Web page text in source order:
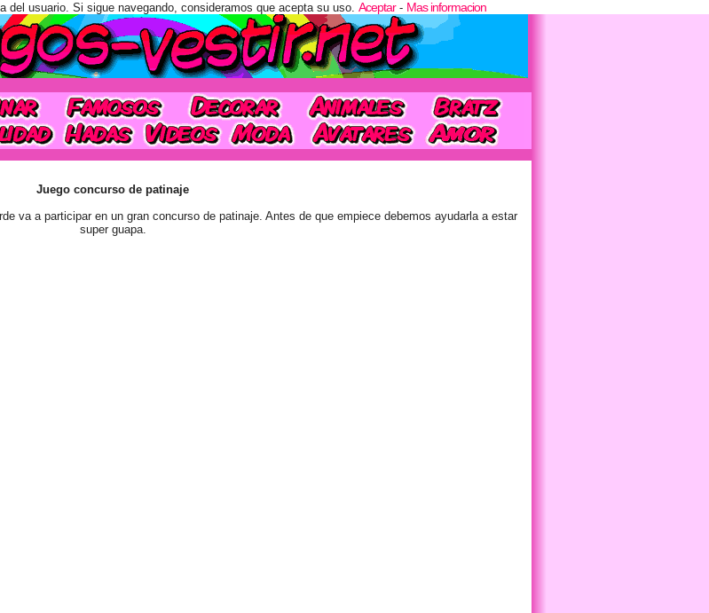
Juego concurso de patinaje
va a participar en un gran concurso de patinaje. Antes de que empiece debemos ayudarla a estar
super guapa.
del usuario. Si sigue navegando, consideramos que acepta su uso. Aceptar- Mas informacion